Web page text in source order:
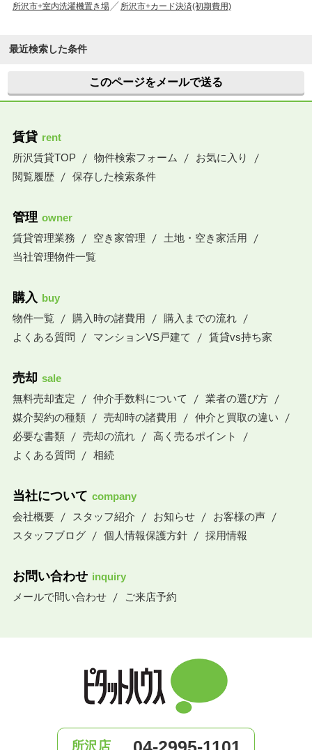
所沢市+室内洗濯機置き場
所沢市+カード決済(初期費用)
最近検索した条件
このページをメールで送る
賃貸 rent
所沢賃貸TOP
物件検索フォーム
お気に入り
閲覧履歴
保存した検索条件
管理 owner
賃貸管理業務
空き家管理
土地・空き家活用
当社管理物件一覧
購入 buy
物件一覧
購入時の諸費用
購入までの流れ
よくある質問
マンションVS戸建て 賃貸vs持ち家
売却 sale
無料売却査定
仲介手数料について
業者の選び方
媒介契約の種類
売却時の諸費用
仲介と買取の違い
必要な書類
売却の流れ
高く売るポイント
よくある質問
相続
当社について company
会社概要
スタッフ紹介 お知らせ
お客様の声
スタッフブログ
個人情報保護方針 採用情報
お問い合わせ inquiry
メールで問い合わせ
ご来店予約
所沢店